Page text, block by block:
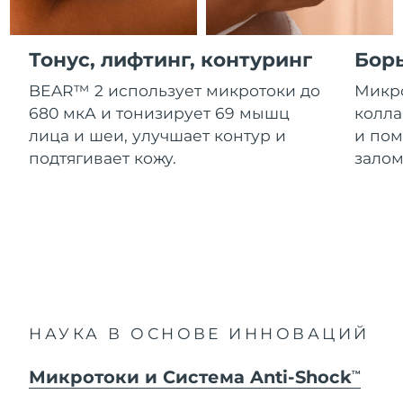
Тонус, лифтинг, контуринг
BEAR™ 2 использует микротоки до
680 мкА и тонизирует 69 мышц
лица и шеи, улучшает контур и
подтягивает кожу.
и
НАУКА В ОСНОВЕ ИННОВАЦИЙ
Микротоки и Система Anti-ShockTM
Косметика Для мужчин
Купить
Гибралтар
Ожидаемая дата доставки
Греция
Ожидаемая дата доставки
Гонконг (САР)
Ожидаемая дата доставки
8/11/26
Ирландия
Ожидаемая дата доставки
Ожидаемая дата доставки